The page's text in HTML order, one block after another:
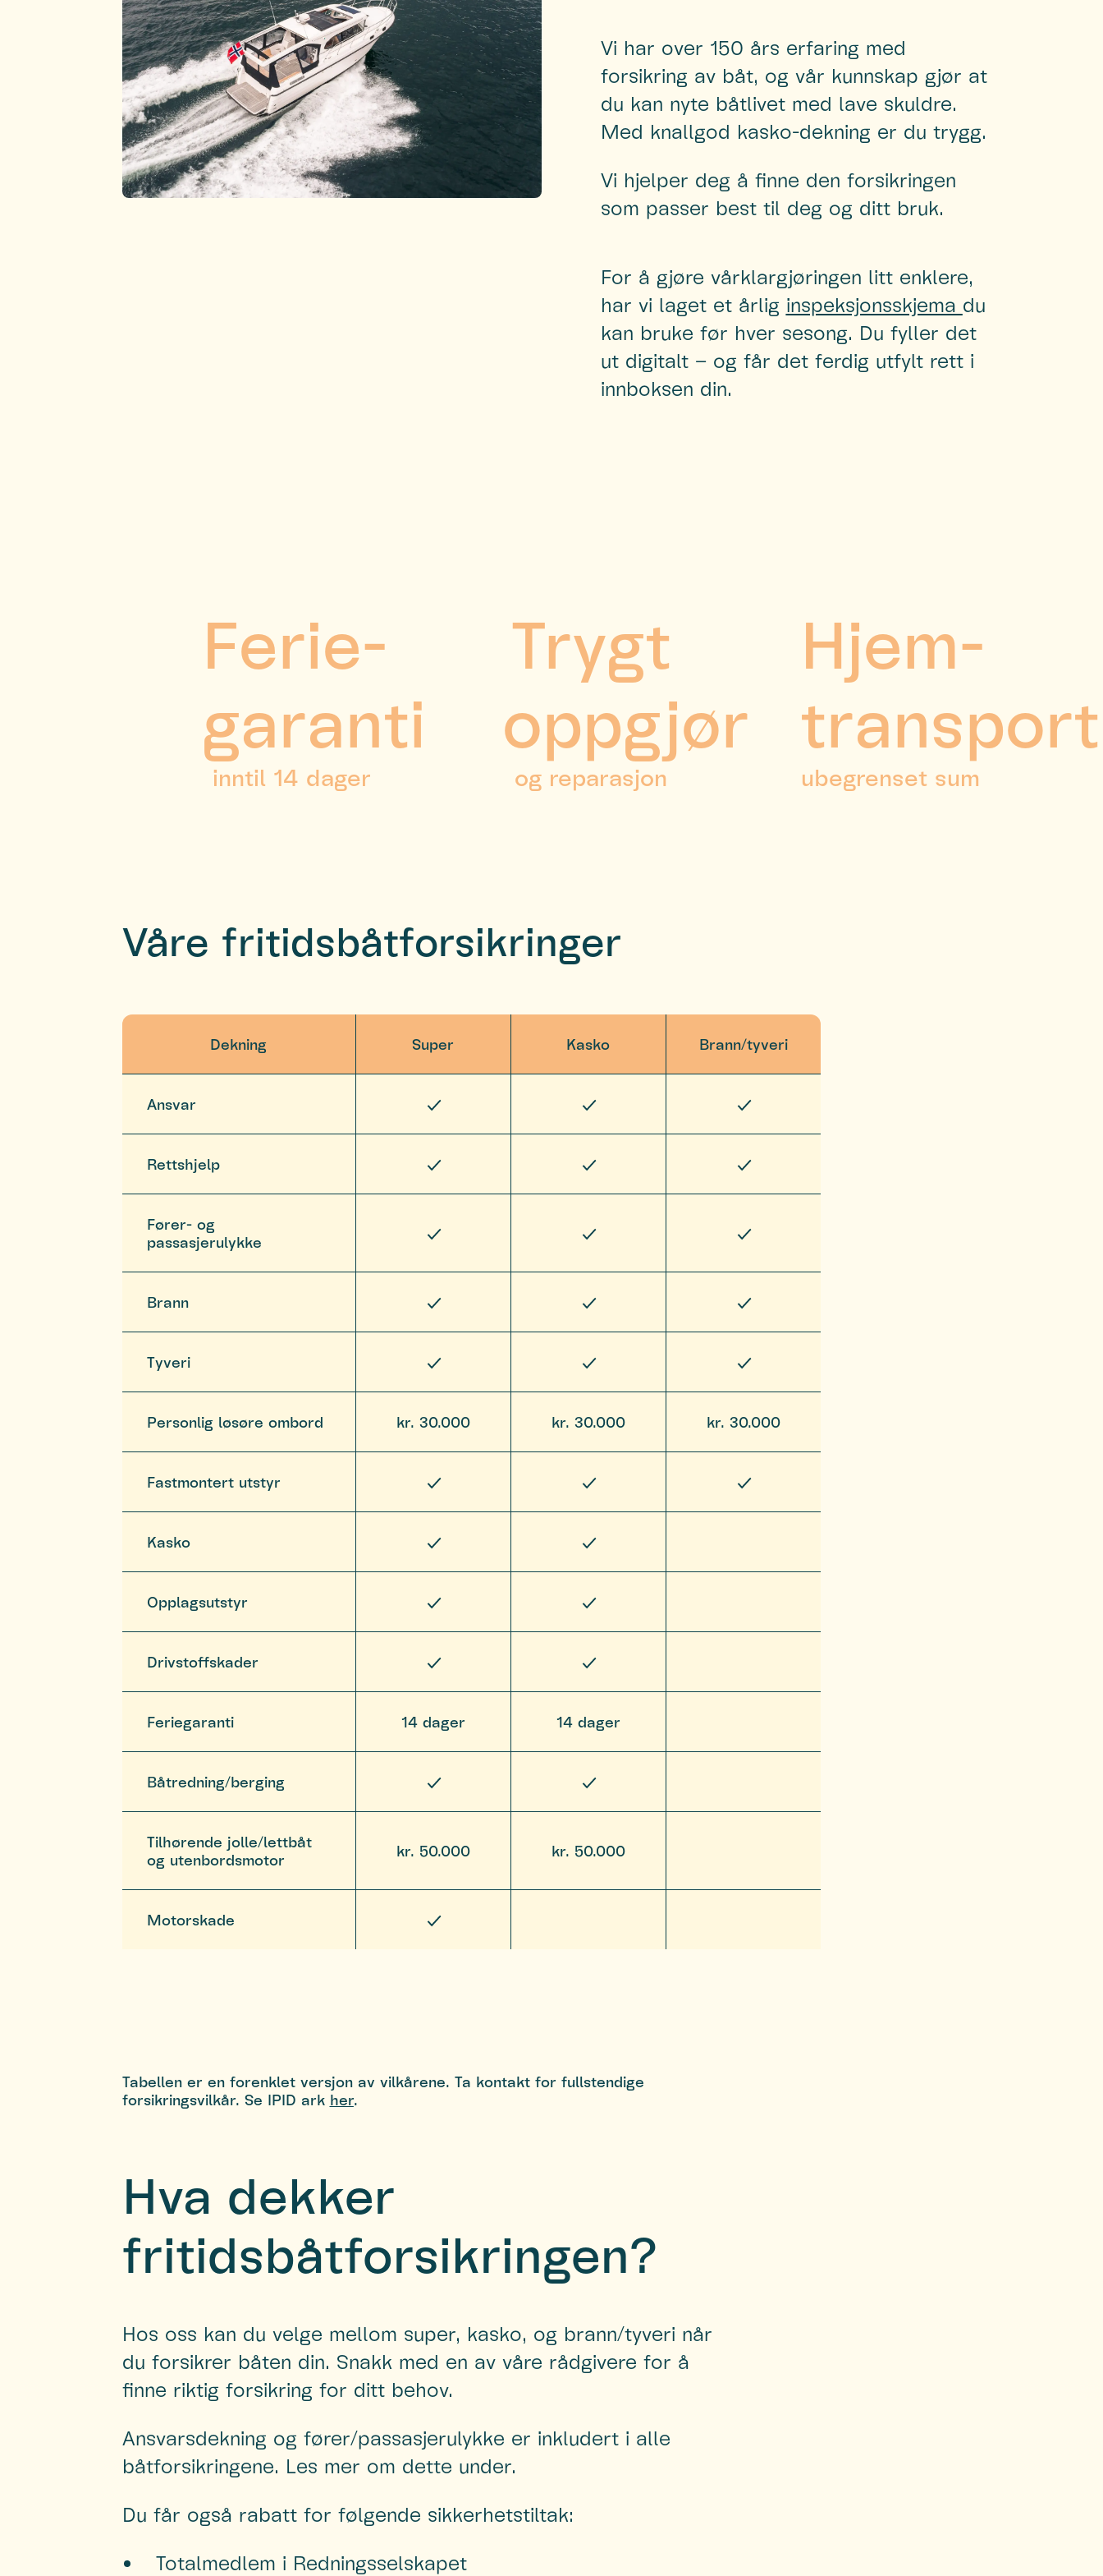
Vi har over 150 års erfaring med
forsikring av båt, og vår kunnskap gjør at
du kan nyte båtlivet med lave skuldre.
Med knallgod kasko-dekning er du trygg.
Vi hjelper deg å finne den forsikringen
som passer best til deg og ditt bruk.
For å gjøre vårklargjøringen litt enklere,
har vi laget et årlig inspeksjonsskjema du
kan bruke før hver sesong. Du fyller det
ut digitalt – og får det ferdig utfylt rett i
innboksen din.
Ferie-
garanti
inntil 14 dager
Trygt
oppgjør
og reparasjon
Hjem-
transport
ubegrenset sum
Våre fritidsbåtforsikringer
Dekning Super Kasko Brann/tyveri
Ansvar
Rettshjelp
Fører- og
passasjerulykke
Brann
Tyveri
Personlig løsøre ombord kr. 30.000 kr. 30.000 kr. 30.000
Fastmontert utstyr
Kasko
Opplagsutstyr
Drivstoffskader
Feriegaranti 14 dager 14 dager
Båtredning/berging
Tilhørende jolle/lettbåt
og utenbordsmotor
kr. 50.000 kr. 50.000
Motorskade
Tabellen er en forenklet versjon av vilkårene. Ta kontakt for fullstendige
forsikringsvilkår. Se IPID ark her.
Hva dekker
fritidsbåtforsikringen?
Hos oss kan du velge mellom super, kasko, og brann/tyveri når
du forsikrer båten din. Snakk med en av våre rådgivere for å
finne riktig forsikring for ditt behov.
Ansvarsdekning og fører/passasjerulykke er inkludert i alle
båtforsikringene. Les mer om dette under.
Du får også rabatt for følgende sikkerhetstiltak:
Totalmedlem i Redningsselskapet